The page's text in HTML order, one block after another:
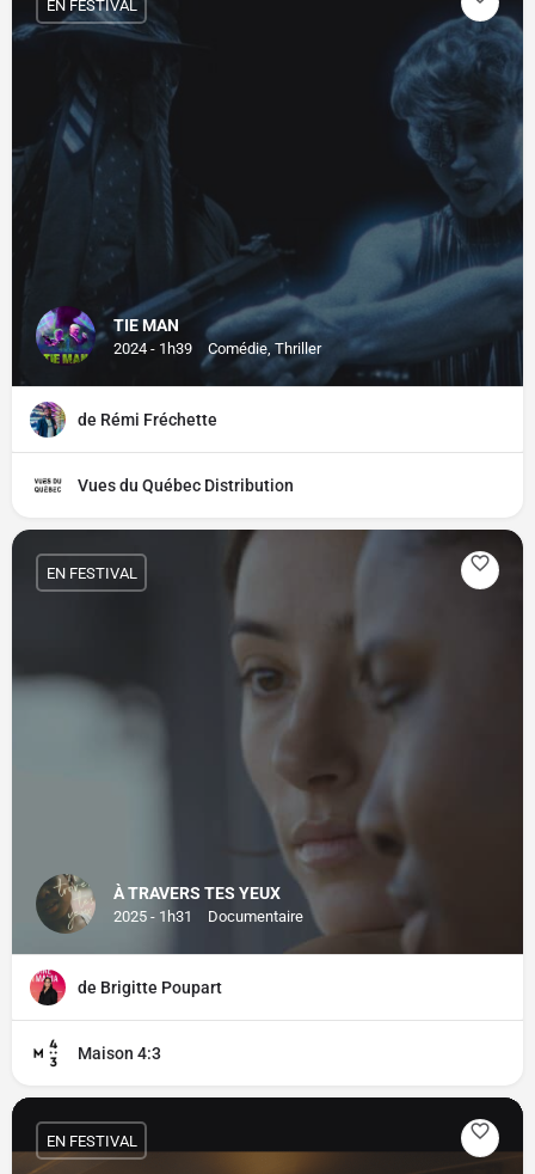
TIE MAN
2024 - 1h39 Comédie, Thriller
EN FESTIVAL
de Rémi Fréchette
Vues du Québec Distribution
À TRAVERS TES YEUX
2025 - 1h31 Documentaire
EN FESTIVAL
de Brigitte Poupart
Maison 4:3
EN FESTIVAL